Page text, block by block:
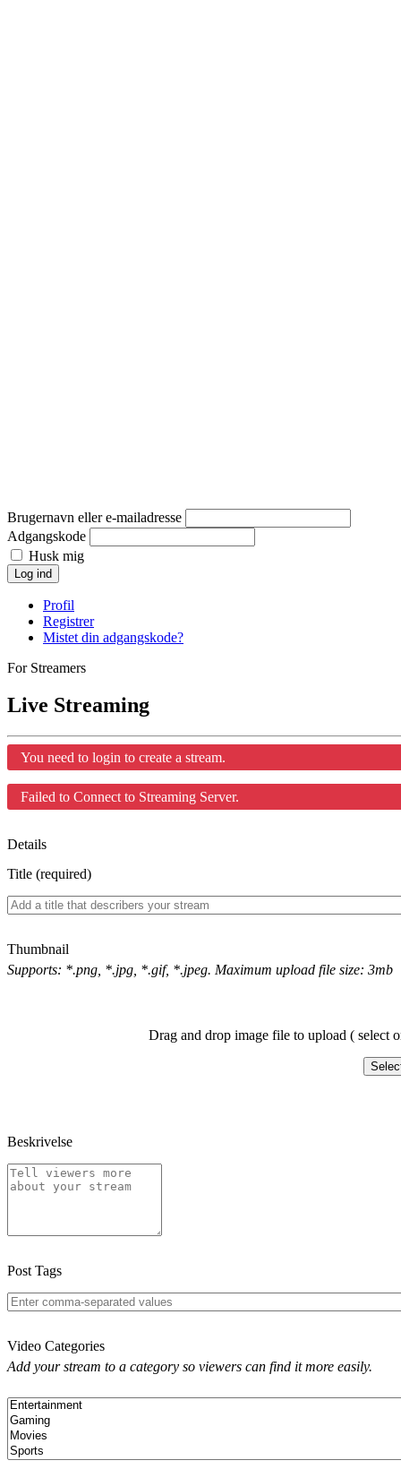
Brugernavn eller e-mailadresse
Adgangskode
Husk mig
Log ind
Profil
Registrer
Mistet din adgangskode?
For Streamers
Live Streaming
You need to login to create a stream.
Failed to Connect to Streaming Server.
Details
Title (required)
Thumbnail
Supports: *.png, *.jpg, *.gif, *.jpeg. Maximum upload file size: 3mb
Drag and drop image file to upload ( select
Beskrivelse
Post Tags
Video Categories
Add your stream to a category so viewers can find it more easily.